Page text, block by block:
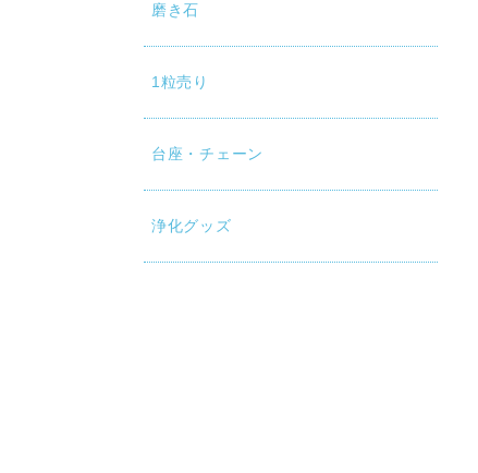
磨き石
1粒売り
台座・チェーン
浄化グッズ